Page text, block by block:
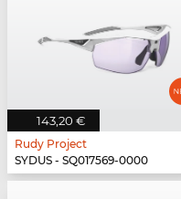
143,20 €
Rudy Project
SYDUS - SQ017569-0000